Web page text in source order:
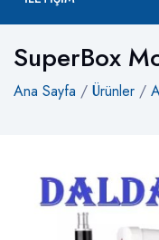
SuperBox
Ana Sayfa / Ürünler /